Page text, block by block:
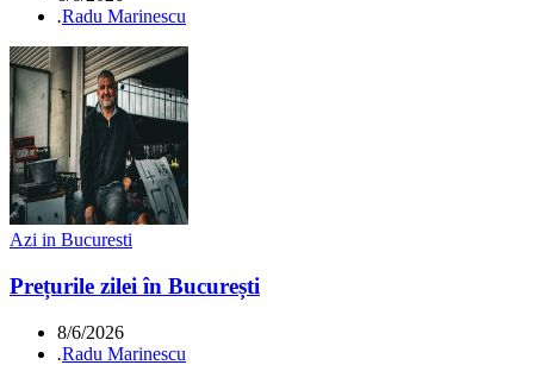
.Radu Marinescu
Azi in Bucuresti
Prețurile zilei în București
8/6/2026
.Radu Marinescu